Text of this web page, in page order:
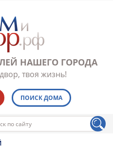
НАШЕГО ГОРОДА
твоя жизнь!
ПОИСК ДОМА